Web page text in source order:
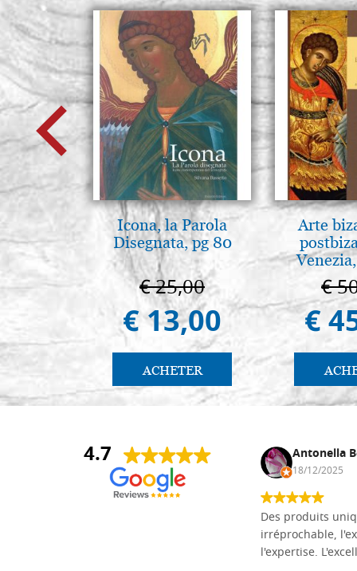
Icona, la Parola
Disegnata, pg 80
€ 25,00
€ 13,00
ACHETER
Arte
€
€
4.7
Daniel Vandewalle Antonella
18/12/2025
Des produits
irréprochable,
l'expertise.